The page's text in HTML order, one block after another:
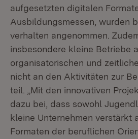
aufgesetzten digitalen
Ausbildungsmessen, wurden
verhalten angenommen.
insbesondere kleine Betriebe
organisatorischen und
nicht an den Aktivitäten zur
teil. „Mit den innovativen
dazu bei, dass sowohl
kleine Unternehmen verstärkt
Formaten der beruflichen